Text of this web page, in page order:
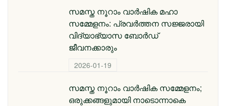
സമസ്ത നൂറാം വാർഷിക മഹാ
സമ്മേളനം: പ്രവർത്തന സജ്ജരായി
വിദ്യാഭ്യാസ ബോർഡ്
ജീവനക്കാരും
2026-01-19
സമസ്ത നൂറാം വാർഷിക സമ്മേളനം;
ഒരുക്കങ്ങളുമായി നാടൊന്നാകെ